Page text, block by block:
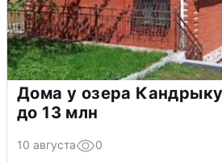
Дома у озера
до 13 млн
10 августа 0